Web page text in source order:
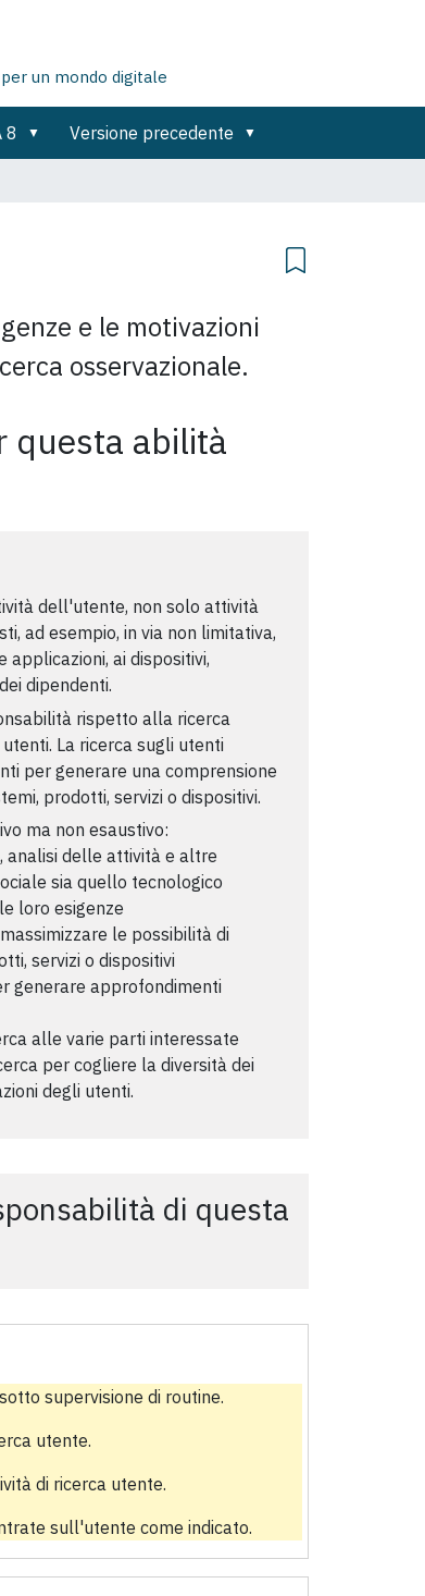
un mondo digitale
8 Versione precedente
e le motivazioni
osservazionale.
questa abilità
dell'utente, non solo attività
ad esempio, in via non limitativa,
ai dispositivi,
dipendenti.
rispetto alla ricerca
La ricerca sugli utenti
per generare una comprensione
prodotti, servizi o dispositivi.
ma non esaustivo:
analisi delle attività e altre
sia quello tecnologico
loro esigenze
le possibilità di
servizi o dispositivi
generare approfondimenti
alle varie parti interessate
per cogliere la diversità dei
degli utenti.
di questa
supervisione di routine.
utente.
di ricerca utente.
sull'utente come indicato.